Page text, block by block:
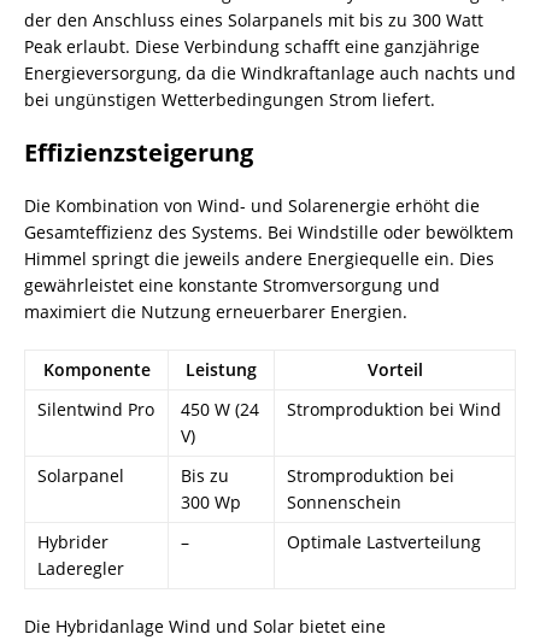
der den Anschluss eines Solarpanels mit bis zu 300 Watt
Peak erlaubt. Diese Verbindung schafft eine ganzjährige
Energieversorgung, da die Windkraftanlage auch nachts und
bei ungünstigen Wetterbedingungen Strom liefert.
Effizienzsteigerung
Die Kombination von Wind- und Solarenergie erhöht die
Gesamteffizienz des Systems. Bei Windstille oder bewölktem
Himmel springt die jeweils andere Energiequelle ein. Dies
gewährleistet eine konstante Stromversorgung und
maximiert die Nutzung erneuerbarer Energien.
Komponente Leistung
Vorteil
Silentwind Pro
450 W (24
V)
Stromproduktion bei Wind
Solarpanel
Bis zu
300 Wp
Stromproduktion bei
Sonnenschein
Hybrider
Laderegler
– Optimale Lastverteilung
Die Hybridanlage Wind und Solar bietet eine